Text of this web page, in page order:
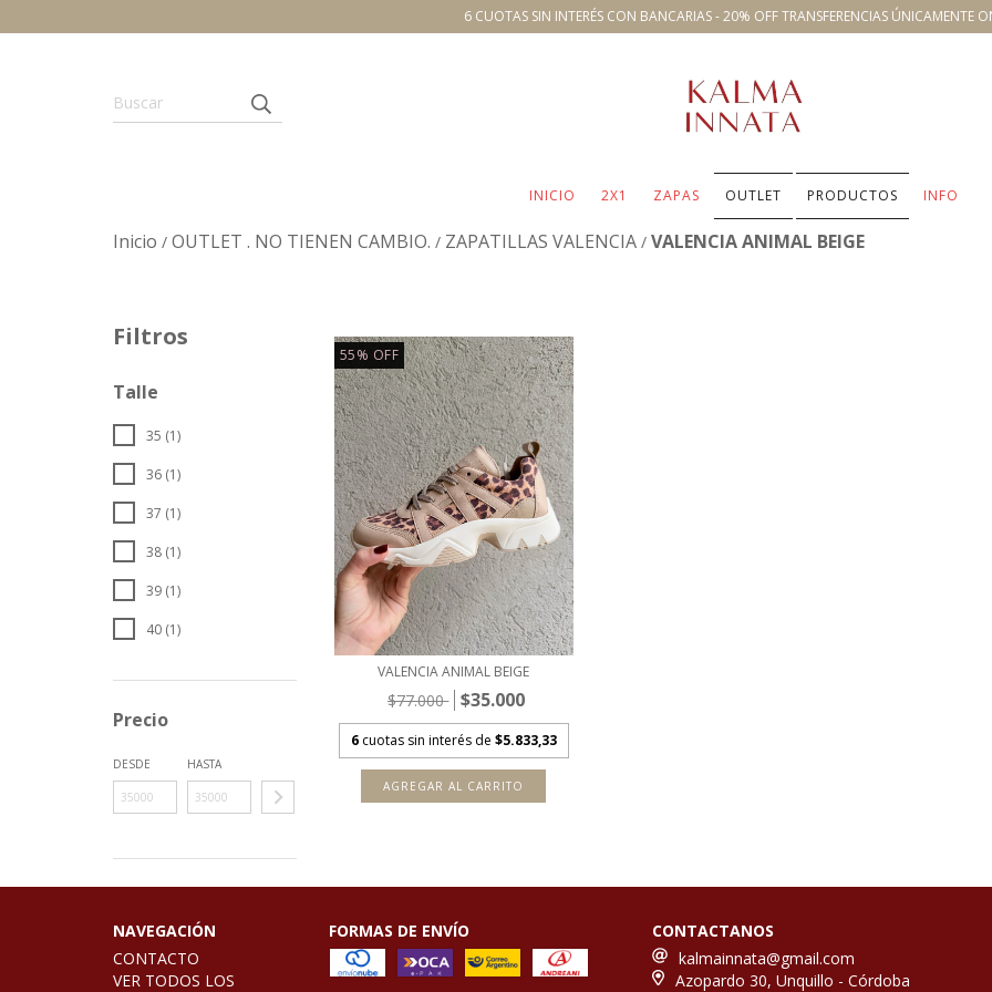
6 CUOTAS SIN INTERÉS CON BANCARIAS - 20% OFF TRANSFERENCIAS ÚNICAMENTE
INICIO 2X1 ZAPAS OUTLET PRODUCTOS INFO
Inicio / OUTLET . NO TIENEN CAMBIO. / ZAPATILLAS VALENCIA / VALENCIA ANIMAL BEIGE
Filtros
Talle
35 (1)
36 (1)
37 (1)
38 (1)
39 (1)
40 (1)
Precio
DESDE HASTA
55% OFF
VALENCIA ANIMAL BEIGE
$77.000 $35.000
6 cuotas sin interés de $5.833,33
AGREGAR AL CARRITO
NAVEGACIÓN
CONTACTO
VER TODOS LOS
FORMAS DE ENVÍO
CONTACTANOS
kalmainnata@gmail.com
Azopardo 30, Unquillo - Córdoba